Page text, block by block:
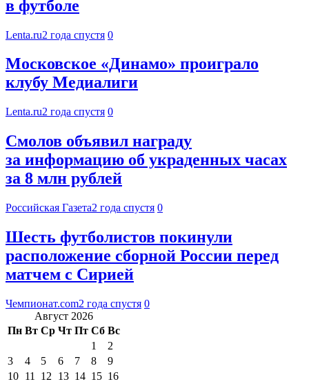
в футболе
Lenta.ru2 года спустя 0
Московское «Динамо» проиграло
клубу Медиалиги
Lenta.ru2 года спустя 0
Смолов объявил награду
за информацию об украденных часах
за 8 млн рублей
Российская Газета2 года спустя 0
Шесть футболистов покинули
расположение сборной России перед
матчем с Сирией
Чемпионат.com2 года спустя 0
Август 2026
Пн Вт Ср Чт Пт Сб Вс
1
2
3
4 5 6 7 8
9
10 11 12 13 14 15 16